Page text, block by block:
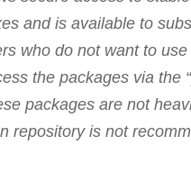
and is available to
who do not want to use
the packages via the
packages are not
repository is not